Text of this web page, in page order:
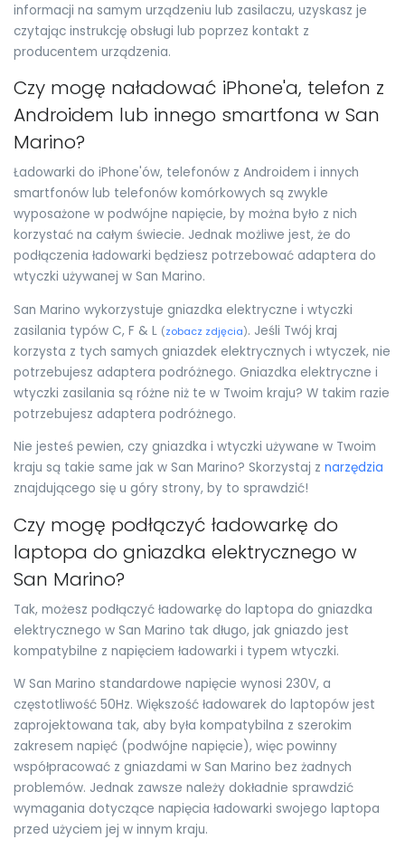
informacji na samym urządzeniu lub zasilaczu, uzyskasz je
czytając instrukcję obsługi lub poprzez kontakt z
producentem urządzenia.
Czy mogę naładować iPhone'a, telefon z
Androidem lub innego smartfona w San
Marino?
Ładowarki do iPhone'ów, telefonów z Androidem i innych
smartfonów lub telefonów komórkowych są zwykle
wyposażone w podwójne napięcie, by można było z nich
korzystać na całym świecie. Jednak możliwe jest, że do
podłączenia ładowarki będziesz potrzebować adaptera do
wtyczki używanej w San Marino.
San Marino wykorzystuje gniazdka elektryczne i wtyczki
zasilania typów C, F & L (zobacz zdjęcia). Jeśli Twój kraj
korzysta z tych samych gniazdek elektrycznych i wtyczek, nie
potrzebujesz adaptera podróżnego. Gniazdka elektryczne i
wtyczki zasilania są różne niż te w Twoim kraju? W takim razie
potrzebujesz adaptera podróżnego.
Nie jesteś pewien, czy gniazdka i wtyczki używane w Twoim
kraju są takie same jak w San Marino? Skorzystaj z narzędzia
znajdującego się u góry strony, by to sprawdzić!
Czy mogę podłączyć ładowarkę do
laptopa do gniazdka elektrycznego w
San Marino?
Tak, możesz podłączyć ładowarkę do laptopa do gniazdka
elektrycznego w San Marino tak długo, jak gniazdo jest
kompatybilne z napięciem ładowarki i typem wtyczki.
W San Marino standardowe napięcie wynosi 230V, a
częstotliwość 50Hz. Większość ładowarek do laptopów jest
zaprojektowana tak, aby była kompatybilna z szerokim
zakresem napięć (podwójne napięcie), więc powinny
współpracować z gniazdami w San Marino bez żadnych
problemów. Jednak zawsze należy dokładnie sprawdzić
wymagania dotyczące napięcia ładowarki swojego laptopa
przed użyciem jej w innym kraju.